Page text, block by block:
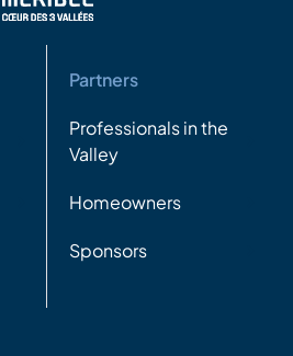
Partners
Professionals in the
Valley
Homeowners
Sponsors